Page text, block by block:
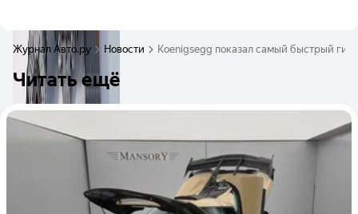
Журнал Авто.ру Новости Koenigsegg показал самый быстрый
Читать ещё